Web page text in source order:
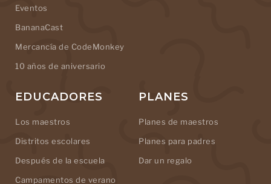
Eventos
BananaCast
Mercancía de CodeMonkey
10 años de aniversario
EDUCADORES
Los maestros
Distritos escolares
Después de la escuela
Campamentos de verano
PLANES
Planes de maestros
Planes para padres
Dar un regalo